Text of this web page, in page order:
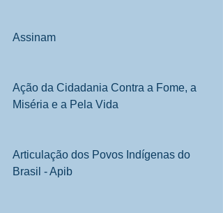
Assinam
Ação da Cidadania Contra a Fome, a
Miséria e a Pela Vida
Articulação dos Povos Indígenas do
Brasil - Apib